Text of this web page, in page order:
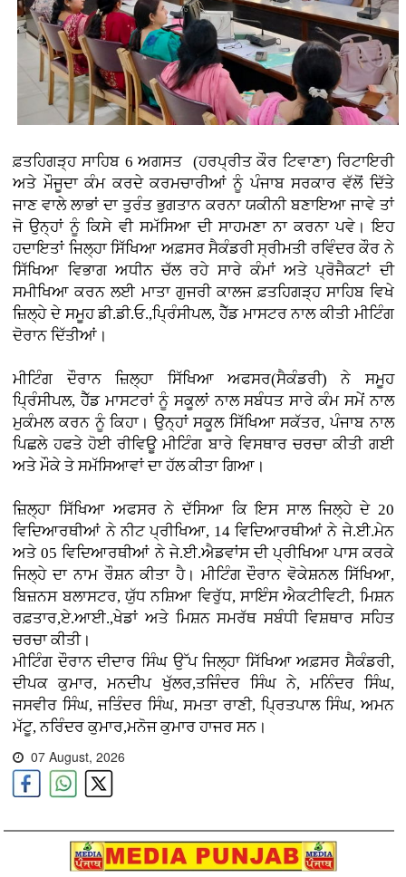
ਫ਼ਤਹਿਗੜ੍ਹ ਸਾਹਿਬ 6 ਅਗਸਤ (ਹਰਪ੍ਰੀਤ ਕੌਰ ਟਿਵਾਣਾ) ਰਿਟਾਇਰੀ
ਅਤੇ ਮੌਜੂਦਾ ਕੰਮ ਕਰਦੇ ਕਰਮਚਾਰੀਆਂ ਨੂੰ ਪੰਜਾਬ ਸਰਕਾਰ ਵੱਲੋਂ ਦਿੱਤੇ
ਜਾਣ ਵਾਲੇ ਲਾਭਾਂ ਦਾ ਤੁਰੰਤ ਭੁਗਤਾਨ ਕਰਨਾ ਯਕੀਨੀ ਬਣਾਇਆ ਜਾਵੇ ਤਾਂ
ਜੋ ਉਨ੍ਹਾਂ ਨੂੰ ਕਿਸੇ ਵੀ ਸਮੱਸਿਆ ਦੀ ਸਾਹਮਣਾ ਨਾ ਕਰਨਾ ਪਵੇ। ਇਹ
ਹਦਾਇਤਾਂ ਜਿਲ੍ਹਾ ਸਿੱਖਿਆ ਅਫ਼ਸਰ ਸੈਕੰਡਰੀ ਸ੍ਰੀਮਤੀ ਰਵਿੰਦਰ ਕੌਰ ਨੇ
ਸਿੱਖਿਆ ਵਿਭਾਗ ਅਧੀਨ ਚੱਲ ਰਹੇ ਸਾਰੇ ਕੰਮਾਂ ਅਤੇ ਪ੍ਰੋਜੈਕਟਾਂ ਦੀ
ਸਮੀਖਿਆ ਕਰਨ ਲਈ ਮਾਤਾ ਗੁਜਰੀ ਕਾਲਜ ਫ਼ਤਹਿਗੜ੍ਹ ਸਾਹਿਬ ਵਿਖੇ
ਜ਼ਿਲ੍ਹੇ ਦੇ ਸਮੂਹ ਡੀ.ਡੀ.ਓ.,ਪ੍ਰਿੰਸੀਪਲ, ਹੈੱਡ ਮਾਸਟਰ ਨਾਲ ਕੀਤੀ ਮੀਟਿੰਗ
ਦੋਰਾਨ ਦਿੱਤੀਆਂ।
ਮੀਟਿੰਗ ਦੌਰਾਨ ਜ਼ਿਲ੍ਹਾ ਸਿੱਖਿਆ ਅਫਸਰ(ਸੈਕੰਡਰੀ) ਨੇ ਸਮੂਹ
ਪ੍ਰਿੰਸੀਪਲ, ਹੈੱਡ ਮਾਸਟਰਾਂ ਨੂੰ ਸਕੂਲਾਂ ਨਾਲ ਸਬੰਧਤ ਸਾਰੇ ਕੰਮ ਸਮੇਂ ਨਾਲ
ਮੁਕੰਮਲ ਕਰਨ ਨੂੰ ਕਿਹਾ। ਉਨ੍ਹਾਂ ਸਕੂਲ ਸਿੱਖਿਆ ਸਕੱਤਰ, ਪੰਜਾਬ ਨਾਲ
ਪਿਛਲੇ ਹਫਤੇ ਹੋਈ ਰੀਵਿਊ ਮੀਟਿੰਗ ਬਾਰੇ ਵਿਸਥਾਰ ਚਰਚਾ ਕੀਤੀ ਗਈ
ਅਤੇ ਮੌਕੇ ਤੇ ਸਮੱਸਿਆਵਾਂ ਦਾ ਹੱਲ ਕੀਤਾ ਗਿਆ।
ਜ਼ਿਲ੍ਹਾ ਸਿੱਖਿਆ ਅਫਸਰ ਨੇ ਦੱਸਿਆ ਕਿ ਇਸ ਸਾਲ ਜਿਲ੍ਹੇ ਦੇ 20
ਵਿਦਿਆਰਥੀਆਂ ਨੇ ਨੀਟ ਪ੍ਰੀਖਿਆ, 14 ਵਿਦਿਆਰਥੀਆਂ ਨੇ ਜੇ.ਈ.ਮੇਨ
ਅਤੇ 05 ਵਿਦਿਆਰਥੀਆਂ ਨੇ ਜੇ.ਈ.ਐਡਵਾਂਸ ਦੀ ਪ੍ਰੀਖਿਆ ਪਾਸ ਕਰਕੇ
ਜਿਲ੍ਹੇ ਦਾ ਨਾਮ ਰੌਸ਼ਨ ਕੀਤਾ ਹੈ। ਮੀਟਿੰਗ ਦੌਰਾਨ ਵੋਕੇਸ਼ਨਲ ਸਿੱਖਿਆ,
ਬਿਜ਼ਨਸ ਬਲਾਸਟਰ, ਯੁੱਧ ਨਸ਼ਿਆ ਵਿਰੁੱਧ, ਸਾਇੰਸ ਐਕਟੀਵਿਟੀ, ਮਿਸ਼ਨ
ਰਫ਼ਤਾਰ,ਏ.ਆਈ.,ਖੇਡਾਂ ਅਤੇ ਮਿਸ਼ਨ ਸਮਰੱਥ ਸਬੰਧੀ ਵਿਸ਼ਥਾਰ ਸਹਿਤ
ਚਰਚਾ ਕੀਤੀ।
ਮੀਟਿੰਗ ਦੌਰਾਨ ਦੀਦਾਰ ਸਿੰਘ ਉੱਪ ਜਿਲ੍ਹਾ ਸਿੱਖਿਆ ਅਫ਼ਸਰ ਸੈਕੰਡਰੀ,
ਦੀਪਕ ਕੁਮਾਰ, ਮਨਦੀਪ ਖੁੱਲਰ,ਤਜਿੰਦਰ ਸਿੰਘ ਨੇ, ਮਨਿੰਦਰ ਸਿੰਘ,
ਜਸਵੀਰ ਸਿੰਘ, ਜਤਿੰਦਰ ਸਿੰਘ, ਸਮਤਾ ਰਾਣੀ, ਪ੍ਰਿਤਪਾਲ ਸਿੰਘ, ਅਮਨ
ਮੱਟੂ, ਨਰਿੰਦਰ ਕੁਮਾਰ,ਮਨੋਜ ਕੁਮਾਰ ਹਾਜਰ ਸਨ।
07 August, 2026